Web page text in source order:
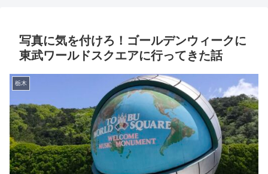
写真に気を付けろ！ゴールデンウィークに
東武ワールドスクエアに行ってきた話
栃木